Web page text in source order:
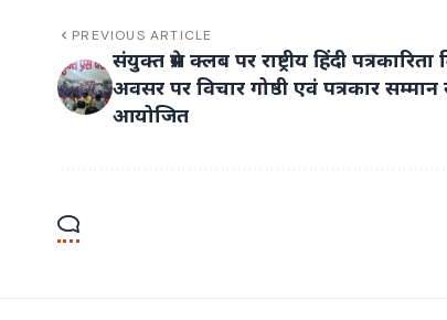
PREVIOUS ARTICLE
संयुक्त प्रेस क्लब पर राष्ट्रीय हिंदी
अवसर पर विचार गोष्ठी एवं पत्रकार सम्मान
आयोजित